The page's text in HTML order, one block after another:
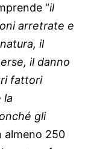
“il
arretrate e
il
il danno
fattori
la
gli
almeno 250